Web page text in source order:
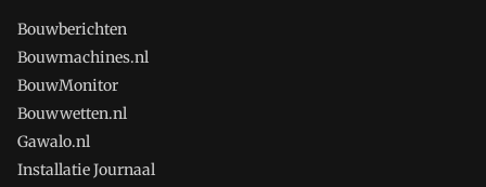
Bouwberichten
Bouwmachines.nl
BouwMonitor
Bouwwetten.nl
Gawalo.nl
Installatie Journaal